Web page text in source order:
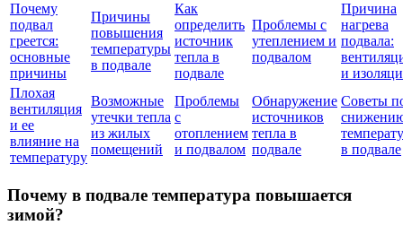
Почему
подвал
греется:
основные
причины
Причины
повышения
температуры
в подвале
Как
определить
источник
тепла в
подвале
Проблемы с
утеплением и
подвалом
Причина
нагрева
подвала:
и
Плохая
вентиляция
и ее
влияние на
температуру
Возможные
утечки тепла
из жилых
помещений
Проблемы
с
отоплением
и подвалом
Обнаружение
источников
тепла в
подвале
Советы
в подвале
Почему в подвале температура повышается
зимой?